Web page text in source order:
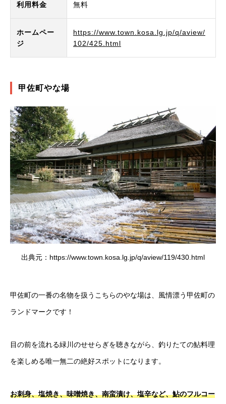
利用料金 無料
ホームペー
ジ
https://www.town.kosa.lg.jp/q/aview/
102/425.html
甲佐町やな場
出典元：https://www.town.kosa.lg.jp/q/aview/119/430.html
甲佐町の一番の名物を扱うこちらのやな場は、風情漂う甲佐町の
ランドマークです！
目の前を流れる緑川のせせらぎを聴きながら、釣りたての鮎料理
を楽しめる唯一無二の絶好スポットになります。
お刺身、塩焼き、味噌焼き、南蛮漬け、塩辛など、鮎のフルコー